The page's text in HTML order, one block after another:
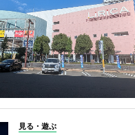
見る・遊ぶ